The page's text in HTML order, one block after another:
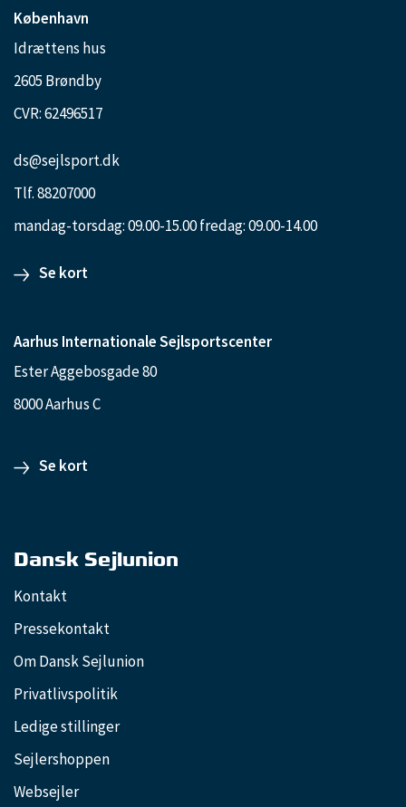
København
Idrættens hus
2605 Brøndby
CVR: 62496517
ds@sejlsport.dk
Tlf. 88207000
mandag-torsdag: 09.00-15.00 fredag: 09.00-14.00
Se kort
Aarhus Internationale Sejlsportscenter
Ester Aggebosgade 80
8000 Aarhus C
Se kort
Dansk Sejlunion
Kontakt
Pressekontakt
Om Dansk Sejlunion
Privatlivspolitik
Ledige stillinger
Sejlershoppen
Websejler